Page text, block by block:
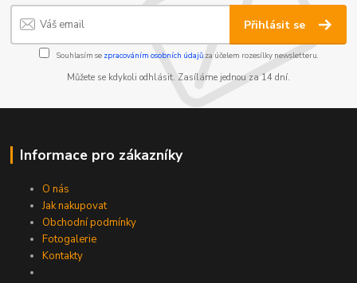
Přihlásit se
Souhlasím se zpracováním osobních údajůza účelem rozesílky newsletteru.
Můžete se kdykoli odhlásit. Zasíláme jednou za 14 dní.
Informace pro zákazníky
O nás
Jak nakupovat
Obchodní podmínky
Fotogalerie
Kontakty